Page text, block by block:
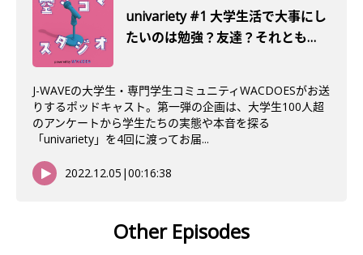
univariety #1 大学生活で大事にし
たいのは勉強？友達？それとも…
J-WAVEの大学生・専門学生コミュニティWACDOESがお送
りするポッドキャスト。第一弾の企画は、大学生100人超
のアンケートから学生たちの実態や本音を探る
「univariety」を4回に渡ってお届...
2022.12.05 |00:16:38
Other Episodes